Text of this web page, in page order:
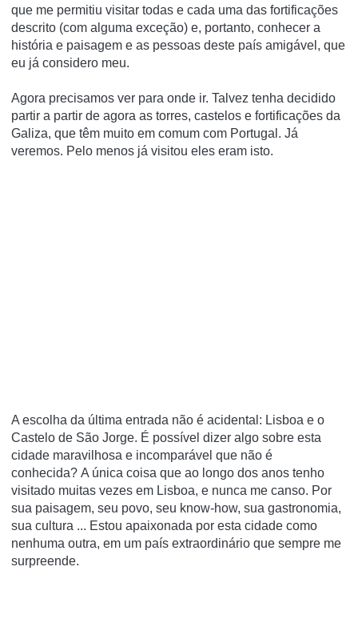
que me permitiu visitar todas e cada uma das fortificações
descrito (com alguma exceção) e, portanto, conhecer a
história e paisagem e as pessoas deste país amigável, que
eu já considero meu.
Agora precisamos ver para onde ir. Talvez tenha decidido
partir a partir de agora as torres, castelos e fortificações da
Galiza, que têm muito em comum com Portugal. Já
veremos. Pelo menos já visitou eles eram isto.
A escolha da última entrada não é acidental: Lisboa e o
Castelo de São Jorge. É possível dizer algo sobre esta
cidade maravilhosa e incomparável que não é
conhecida? A única coisa que ao longo dos anos tenho
visitado muitas vezes em Lisboa, e nunca me canso. Por
sua paisagem, seu povo, seu know-how, sua gastronomia,
sua cultura ... Estou apaixonada por esta cidade como
nenhuma outra, em um país extraordinário que sempre me
surpreende.